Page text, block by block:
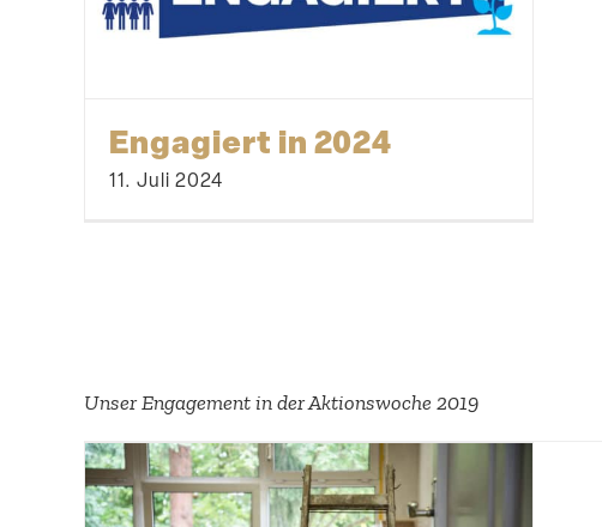
Engagiert in 2024
11. Juli 2024
Unser Engagement in der Aktions­woche 2019